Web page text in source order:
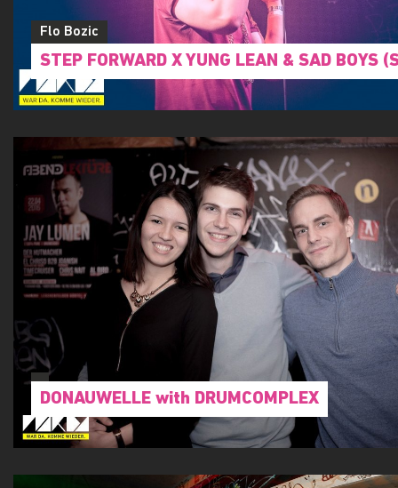
Flo Bozic
STEP FORWARD X YUNG LEAN & SAD BOYS
DONAUWELLE with DRUMCOMPLEX